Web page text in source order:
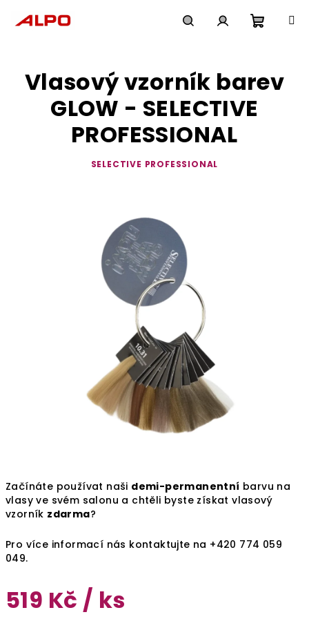
košík
Začínáte používat naši demi-permanentní barvu na
vlasy ve svém salonu a chtěli byste získat vlasový
vzorník zdarma?
Pro více informací nás kontaktujte na +420 774 059
049.
519 Kč / ks
Vlasový vzorník barev
GLOW - SELECTIVE
PROFESSIONAL
SELECTIVE PROFESSIONAL